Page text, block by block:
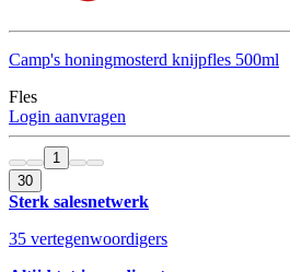
Camp's honingmosterd knijpfles 500ml
Fles
Login aanvragen
1
30
Sterk salesnetwerk
35 vertegenwoordigers